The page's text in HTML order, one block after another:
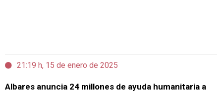
21:19 h, 15 de enero de 2025
Albares anuncia 24 millones de ayuda humanitaria a